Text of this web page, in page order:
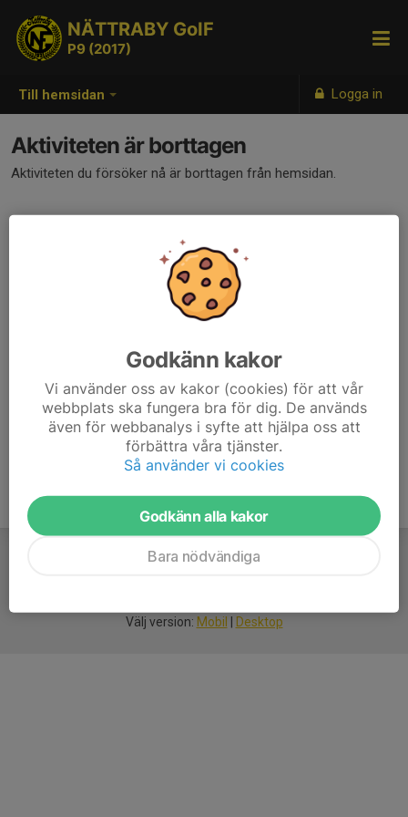
Till hemsidan Logga in
NÄTTRABY GoIF
P9 (2017)
Aktiviteten är borttagen
Aktiviteten du försöker nå är borttagen från hemsidan.
Välj version: Mobil Desktop
Godkänn kakor
Vi använder oss av kakor (cookies) för att vår
webbplats ska fungera bra för dig. De används
även för webbanalys i syfte att hjälpa oss att
förbättra våra tjänster.
Så använder vi cookies
Godkänn alla kakor
Bara nödvändiga